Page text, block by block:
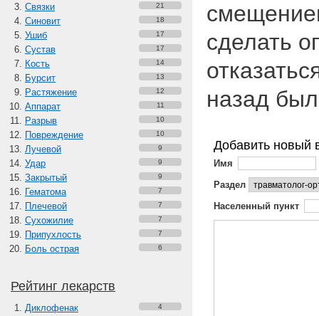
Связки 21
Синовит 18
Ушиб 17
Сустав 17
Кость 14
Бурсит 13
Растяжение 12
Аппарат 11
Разрыв 10
Повреждение 10
Лучевой 9
Удар 9
Закрытый 9
Гематома 7
Плечевой 7
Сухожилие 7
Припухлость 7
Боль острая 6
Рейтинг лекарств
Диклофенак 4
сделать
назад
Добавить новый
Имя
Раздел
Населенный пункт